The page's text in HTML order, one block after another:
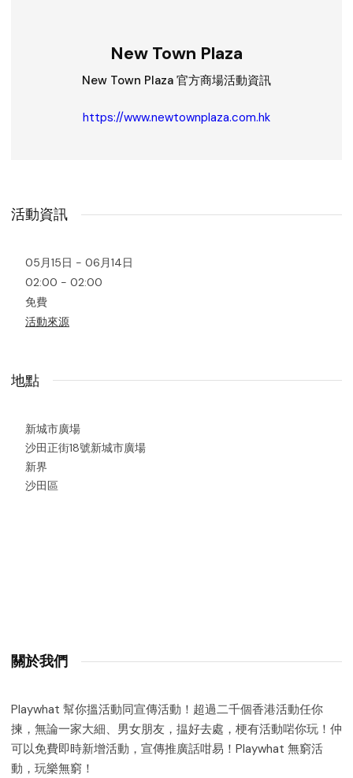
New Town Plaza
New Town Plaza 官方商場活動資訊
https://www.newtownplaza.com.hk
活動資訊
05月15日 - 06月14日
02:00 - 02:00
免費
活動來源
地點
新城市廣場
沙田正街18號新城市廣場
新界
沙田區
關於我們
Playwhat 幫你搵活動同宣傳活動！超過二千個香港活動任你
揀，無論一家大細、男女朋友，揾好去處，梗有活動啱你玩！仲
可以免費即時新增活動，宣傳推廣話咁易！Playwhat 無窮活
動，玩樂無窮！